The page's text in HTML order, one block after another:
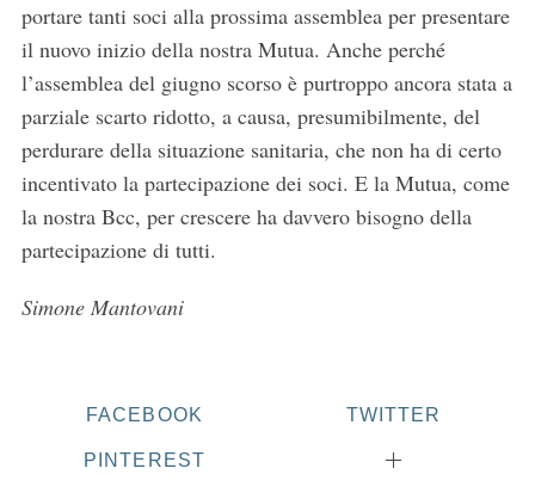
portare tanti soci alla prossima assemblea per presentare
il nuovo inizio della nostra Mutua. Anche perché
l’assemblea del giugno scorso è purtroppo ancora stata a
parziale scarto ridotto, a causa, presumibilmente, del
perdurare della situazione sanitaria, che non ha di certo
incentivato la partecipazione dei soci. E la Mutua, come
la nostra Bcc, per crescere ha davvero bisogno della
partecipazione di tutti.
Simone Mantovani
FACEBOOK TWITTER
PINTEREST